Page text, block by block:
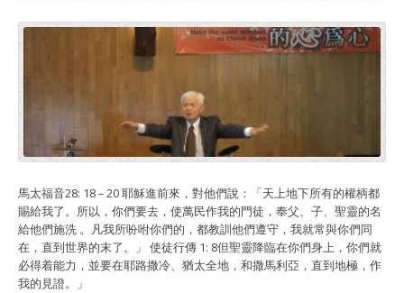
馬太福音28: 18 – 20 耶穌進前來，對他們說：「天上地下所有的權柄都
賜給我了。所以，你們要去，使萬民作我的門徒，奉父、子、聖靈的名
給他們施洗 。凡我所吩咐你們的，都教訓他們遵守，我就常與你們同
在，直到世界的末了。」 使徒行傳 1: 8但聖靈降臨在你們身上，你們就
必得着能力，並要在耶路撒冷、猶太全地，和撒馬利亞，直到地極，作
我的見證。」